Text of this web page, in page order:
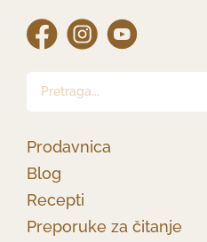
Pretraga...
Prodavnica
Blog
Recepti
Preporuke za čitanje